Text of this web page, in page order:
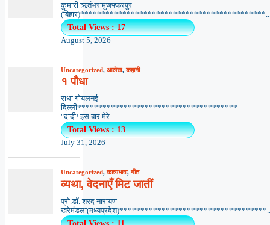
कुमारी ऋतंभरामुजफ्फरपुर
Total Views : 17
August 5, 2026
Uncategorized, आलेख,कहानी
१ पौधा
राधा गोयलनई
दिल्ली**************************************
"दादी! इस बार मेरे...
Total Views : 13
July 31, 2026
Uncategorized,काव्यभाषा,गीत
व्यथा, वेदनाएँ मिट जातीं
प्रो.डॉ. शरद नारायण